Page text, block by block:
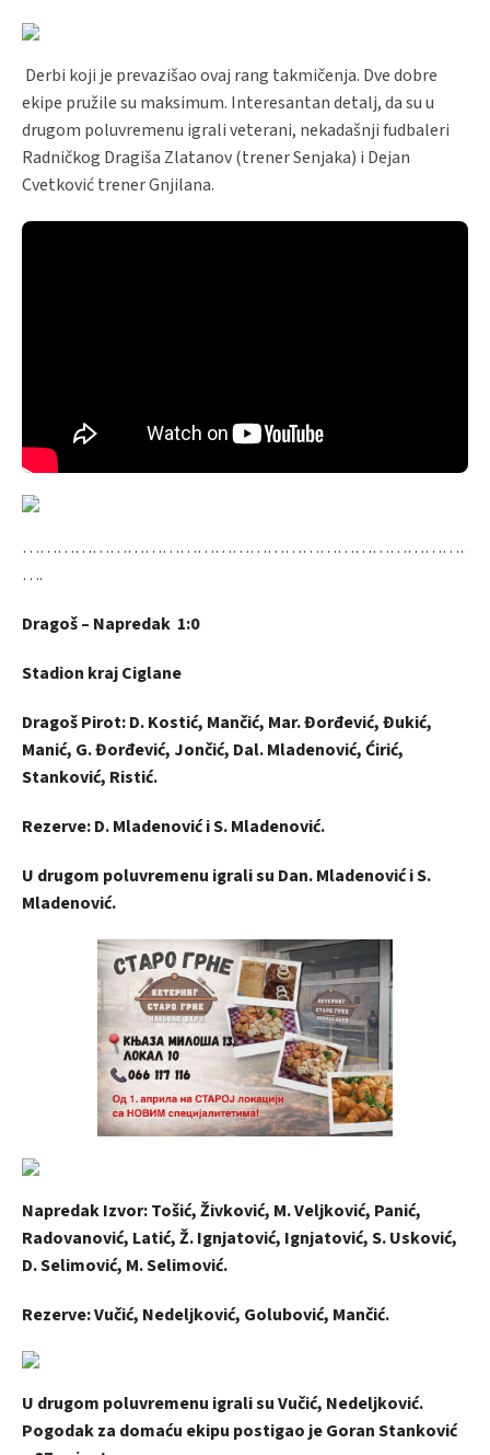
Derbi koji je prevazišao ovaj rang takmičenja. Dve dobre
ekipe pružile su maksimum. Interesantan detalj, da su u
drugom poluvremenu igrali veterani, nekadašnji fudbaleri
Radničkog Dragiša Zlatanov (trener Senjaka) i Dejan
Cvetković trener Gnjilana.
….
Dragoš – Napredak 1:0
Stadion kraj Ciglane
Dragoš Pirot: D. Kostić, Mančić, Mar. Đorđević, Đukić,
Manić, G. Đorđević, Jončić, Dal. Mladenović, Ćirić,
Stanković, Ristić.
Rezerve: D. Mladenović i S. Mladenović.
U drugom poluvremenu igrali su Dan. Mladenović i S.
Mladenović.
Napredak Izvor: Tošić, Živković, M. Veljković, Panić,
Radovanović, Latić, Ž. Ignjatović, Ignjatović, S. Usković,
D. Selimović, M. Selimović.
Rezerve: Vučić, Nedeljković, Golubović, Mančić.
U drugom poluvremenu igrali su Vučić, Nedeljković.
Pogodak za domaću ekipu postigao je Goran Stanković